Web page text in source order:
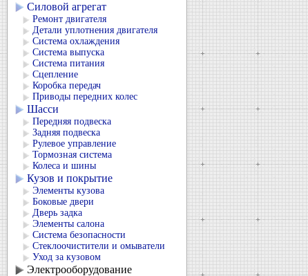
Силовой агрегат
Ремонт двигателя
Детали уплотнения двигателя
Система охлаждения
Система выпуска
Система питания
Сцепление
Коробка передач
Приводы передних колес
Шасси
Передняя подвеска
Задняя подвеска
Рулевое управление
Тормозная система
Колеса и шины
Кузов и покрытие
Элементы кузова
Боковые двери
Дверь задка
Элементы салона
Система безопасности
Стеклоочистители и омыватели
Уход за кузовом
Электрооборудование